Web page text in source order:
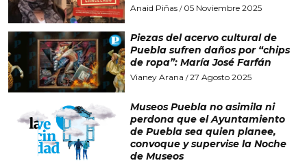
Anaid Piñas/ 05 Noviembre 2025
Piezas del acervo cultural de
Puebla sufren daños por “chips
de ropa”: María José Farfán
Vianey Arana /27 Agosto 2025
Museos Puebla no asimila ni
perdona que el Ayuntamiento
de Puebla sea quien planee,
convoque y supervise la Noche
de Museos